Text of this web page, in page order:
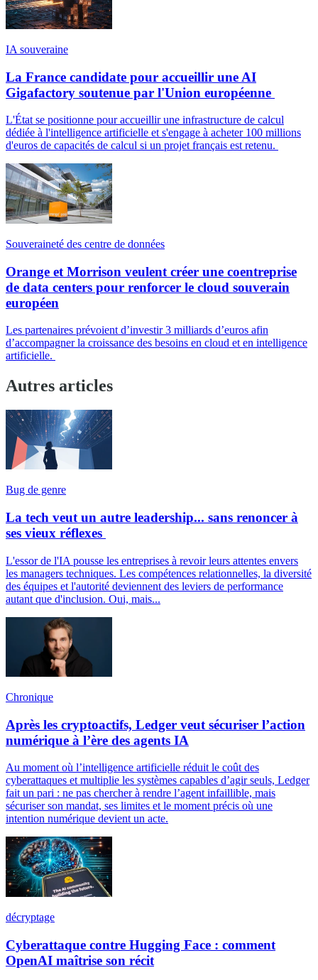
IA souveraine
La France candidate pour accueillir une AI
Gigafactory soutenue par l'Union européenne
L'État se positionne pour accueillir une infrastructure de calcul
dédiée à l'intelligence artificielle et s'engage à acheter 100 millions
d'euros de capacités de calcul si un projet français est retenu.
Souveraineté des centre de données
Orange et Morrison veulent créer une coentreprise
de data centers pour renforcer le cloud souverain
européen
Les partenaires prévoient d’investir 3 milliards d’euros afin
d’accompagner la croissance des besoins en cloud et en intelligence
artificielle.
Autres articles
Bug de genre
La tech veut un autre leadership... sans renoncer à
ses vieux réflexes
L'essor de l'IA pousse les entreprises à revoir leurs attentes envers
les managers techniques. Les compétences relationnelles, la diversité
des équipes et l'autorité deviennent des leviers de performance
autant que d'inclusion. Oui, mais...
Chronique
Après les cryptoactifs, Ledger veut sécuriser l’action
numérique à l’ère des agents IA
Au moment où l’intelligence artificielle réduit le coût des
cyberattaques et multiplie les systèmes capables d’agir seuls, Ledger
fait un pari : ne pas chercher à rendre l’agent infaillible, mais
sécuriser son mandat, ses limites et le moment précis où une
intention numérique devient un acte.
décryptage
Cyberattaque contre Hugging Face : comment
OpenAI maîtrise son récit